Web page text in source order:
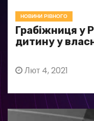
НОВИНИ РІВНОГО
Грабіжниця у
дитину у
Лют 4, 2021